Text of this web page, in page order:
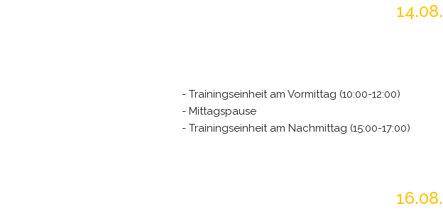
14.08.
- Trainingseinheit am Vormittag (10:00-12:00)
- Mittagspause
- Trainingseinheit am Nachmittag (15:00-17:00)
16.08.